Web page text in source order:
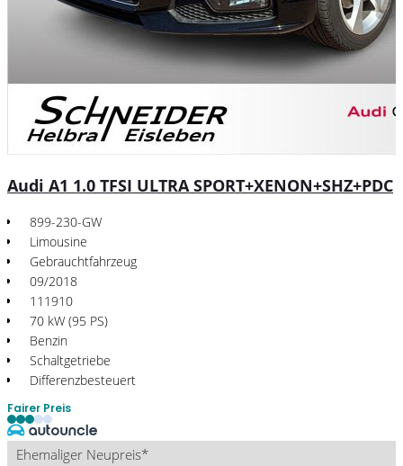
Audi A1 1.0 TFSI ULTRA SPORT+XENON+SHZ+PDC
899-230-GW
Limousine
Gebrauchtfahrzeug
09/2018
111910
70 kW (95 PS)
Benzin
Schaltgetriebe
Differenzbesteuert
Fairer Preis
Ehemaliger Neupreis*